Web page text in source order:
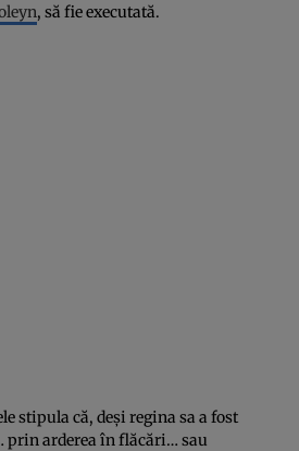
, să fie executată.
stipula că, deși regina sa a fost
prin arderea în flăcări… sau